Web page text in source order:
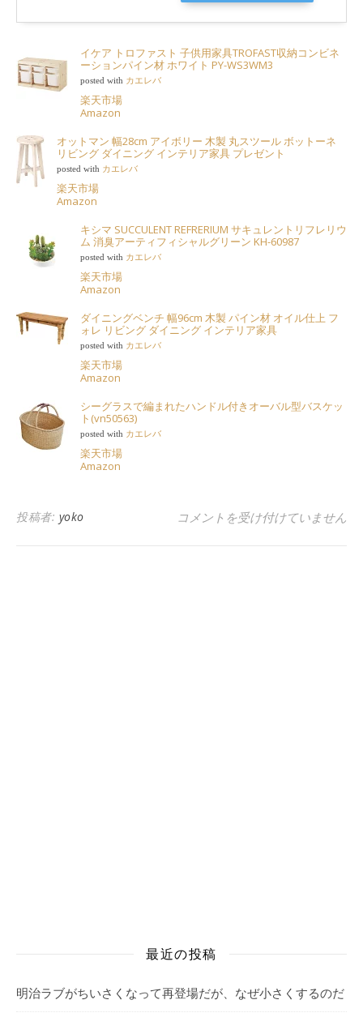
イケア トロファスト 子供用家具TROFAST収納コンビネ
ーションパイン材 ホワイト PY-WS3WM3
posted with カエレバ
楽天市場
Amazon
オットマン 幅28cm アイボリー 木製 丸スツール ボットーネ
リビング ダイニング インテリア家具 プレゼント
posted with カエレバ
楽天市場
Amazon
キシマ SUCCULENT REFRERIUM サキュレントリフレリウ
ム 消臭アーティフィシャルグリーン KH-60987
posted with カエレバ
楽天市場
Amazon
ダイニングベンチ 幅96cm 木製 パイン材 オイル仕上 フ
ォレ リビング ダイニング インテリア家具
posted with カエレバ
楽天市場
Amazon
シーグラスで編まれたハンドル付きオーバル型バスケッ
ト(vn50563)
posted with カエレバ
楽天市場
Amazon
投稿者: yoko スウェーデンハウスマニアに嬉
コメントを受け付けていません
最近の投稿
明治ラブがちいさくなって再登場だが、なぜ小さくするのだ